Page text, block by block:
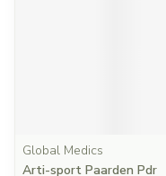
Global Medics
Arti-sport Paarden Pdr